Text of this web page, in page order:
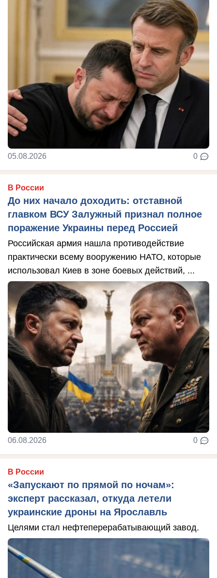
05.08.2026 0
В России
До них начало доходить: отставной
главком ВСУ Залужный признал полное
поражение Украины перед Россией
Российская армия нашла противодействие
практически всему вооружению НАТО, которые
использовал Киев в зоне боевых действий, ...
06.08.2026 0
В России
«Запускают по прямой по ночам»:
эксперт рассказал, откуда летели
украинские дроны на Ярославль
Целями стал нефтеперерабатывающий завод.